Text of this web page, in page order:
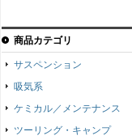
商品カテゴリ
サスペンション
吸気系
ケミカル／メンテナンス
ツーリング・キャンプ